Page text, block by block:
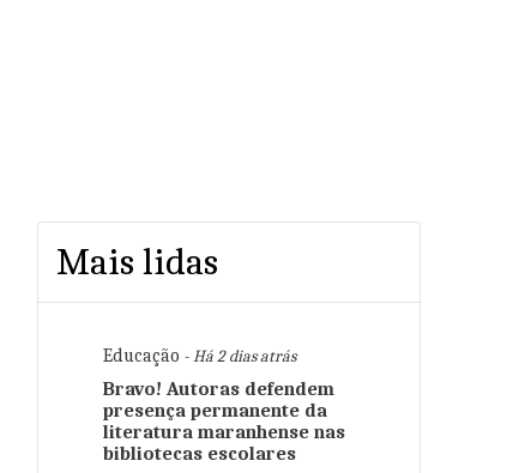
Mais lidas
Educação - Há 2 dias atrás
Bravo! Autoras defendem
presença permanente da
literatura maranhense nas
bibliotecas escolares